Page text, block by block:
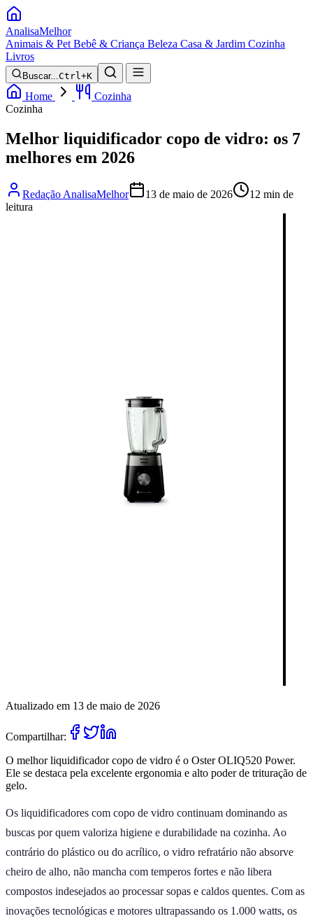
AnalisaMelhor
Animais & Pet Bebê & Criança Beleza Casa & Jardim Cozinha
Livros
Buscar...Ctrl+K
Home
Cozinha
Cozinha
Melhor liquidificador copo de vidro: os 7
melhores em 2026
Redação AnalisaMelhor 13 de maio de 2026
12 min de
leitura
Atualizado em 13 de maio de 2026
Compartilhar:
O melhor liquidificador copo de vidro é o Oster OLIQ520 Power.
Ele se destaca pela excelente ergonomia e alto poder de trituração de
gelo.
Os liquidificadores com copo de vidro continuam dominando as
buscas por quem valoriza higiene e durabilidade na cozinha. Ao
contrário do plástico ou do acrílico, o vidro refratário não absorve
cheiro de alho, não mancha com temperos fortes e não libera
compostos indesejados ao processar sopas e caldos quentes. Com as
inovações tecnológicas e motores ultrapassando os 1.000 watts, os